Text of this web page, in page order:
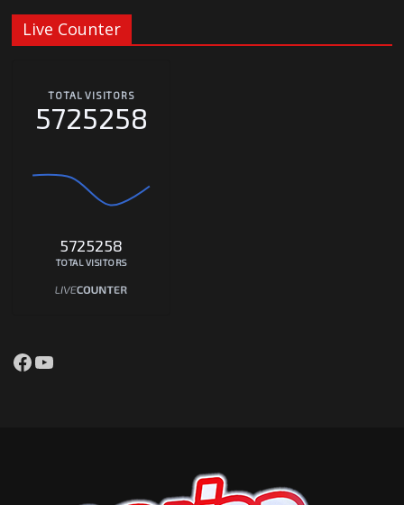
Live Counter
TOTAL VISITORS
5725258
5725258
TOTAL VISITORS
Facebook
YouTube